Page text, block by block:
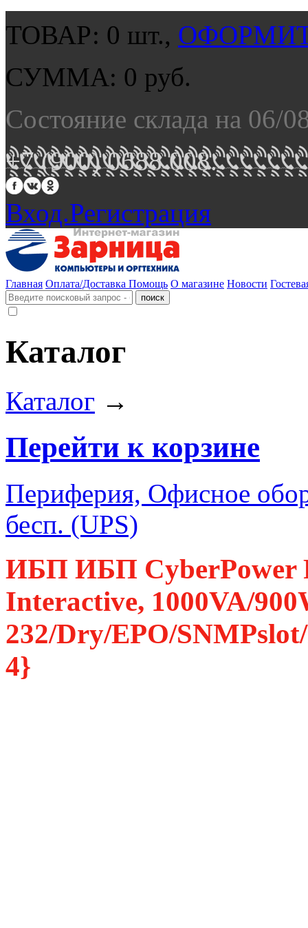
ТОВАР: 0 шт.,
СУММА: 0 руб.
Состояние склада на 06/
+7 (900) 0688 008.
Вход.Регистрация
Главная Оплата/Доставка Помощь О магазине Новости
Каталог
Каталог →
Перейти к корзине
Периферия, Офисное
бесп. (UPS)
ИБП ИБП CyberPower
Interactive, 1000VA/
232/Dry/EPO/
4}